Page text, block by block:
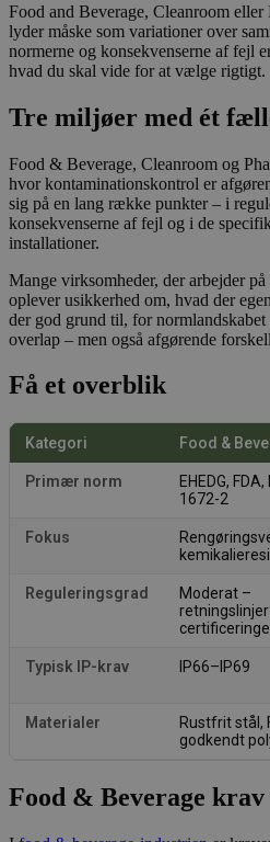
Food and Beverage, Cleanroom eller
lyder måske som variationer over
normerne og konsekvenserne af fejl
hvad du skal vide for at vælge rigtigt.
Tre miljøer med ét
Food & Beverage, Cleanroom og
hvor kontaminationskontrol er
sig på en lang række punkter – i
konsekvenserne af fejl og i de
installationer.
Mange virksomheder, der arbejder
oplever usikkerhed om, hvad der
der god grund til, for
overlap – men også afgørende
Få et overblik
Kategori Food &
Primær norm
EHEDG, FDA,
1672-2
Fokus
Reguleringsgrad
Moderat –
retningslinjer
Typisk IP-krav IP66–IP69
Materialer
Rustfrit stål,
godkendt
Food & Beverage krav